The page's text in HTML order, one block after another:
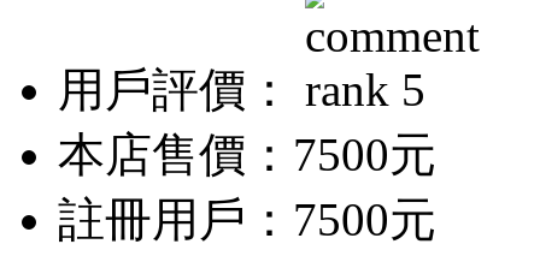
用戶評價：
本店售價： 7500元
註冊用戶： 7500元